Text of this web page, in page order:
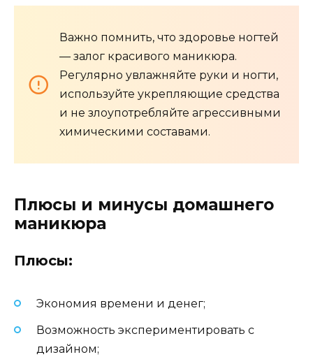
Важно помнить, что здоровье ногтей
— залог красивого маникюра.
Регулярно увлажняйте руки и ногти,
используйте укрепляющие средства
и не злоупотребляйте агрессивными
химическими составами.
Плюсы и минусы домашнего
маникюра
Плюсы:
Экономия времени и денег;
Возможность экспериментировать с
дизайном;